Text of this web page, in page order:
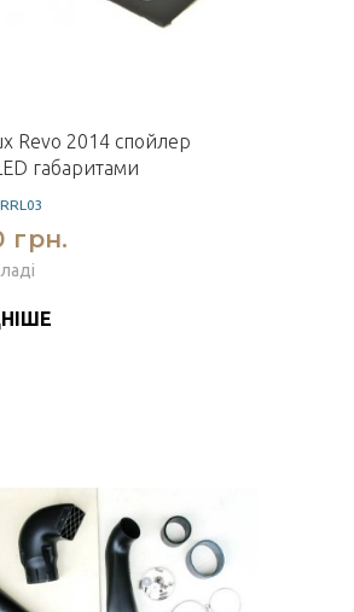
Revo 2014 спойлер
габаритами
грн.